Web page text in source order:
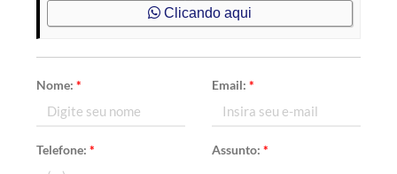
Clicando aqui
Nome:* Email: *
Telefone:* Assunto: *